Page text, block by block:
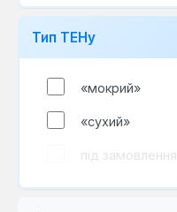
Тип ТЕНу
«мокрий»
«сухий»
під замовлення